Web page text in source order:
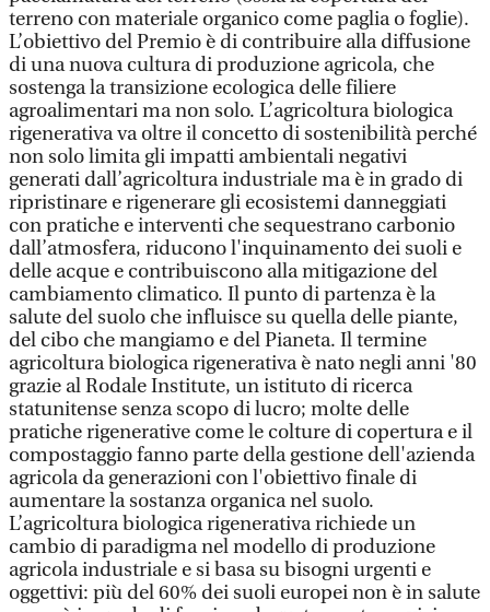
terreno con materiale organico come paglia o foglie).
L’obiettivo del Premio è di contribuire alla diffusione
di una nuova cultura di produzione agricola, che
sostenga la transizione ecologica delle filiere
agroalimentari ma non solo. L’agricoltura biologica
rigenerativa va oltre il concetto di sostenibilità perché
non solo limita gli impatti ambientali negativi
generati dall’agricoltura industriale ma è in grado di
ripristinare e rigenerare gli ecosistemi danneggiati
con pratiche e interventi che sequestrano carbonio
dall’atmosfera, riducono l'inquinamento dei suoli e
delle acque e contribuiscono alla mitigazione del
cambiamento climatico. Il punto di partenza è la
salute del suolo che influisce su quella delle piante,
del cibo che mangiamo e del Pianeta. Il termine
agricoltura biologica rigenerativa è nato negli anni '80
grazie al Rodale Institute, un istituto di ricerca
statunitense senza scopo di lucro; molte delle
pratiche rigenerative come le colture di copertura e il
compostaggio fanno parte della gestione dell'azienda
agricola da generazioni con l'obiettivo finale di
aumentare la sostanza organica nel suolo.
L’agricoltura biologica rigenerativa richiede un
cambio di paradigma nel modello di produzione
agricola industriale e si basa su bisogni urgenti e
oggettivi: più del 60% dei suoli europei non è in salute